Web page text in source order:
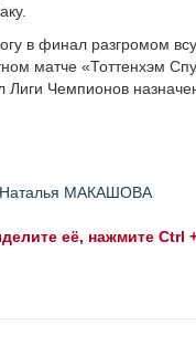
в финал разгромом
матче «Тоттенхэм
Лиги Чемпионов
Наталья МАКАШОВА
её, нажмите Ctrl